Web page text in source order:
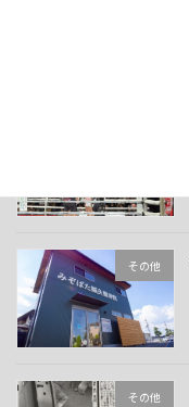
その他
その他